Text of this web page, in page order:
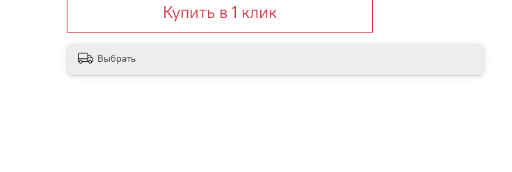
Купить в 1 клик
Выбрать